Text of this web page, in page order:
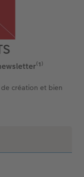
création et bien